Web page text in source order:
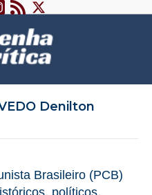
Denilton
Brasileiro (PCB)
políticos,